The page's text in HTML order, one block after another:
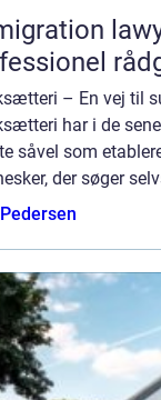
lawyer i
– En vej til
har i de
såvel som
der søger